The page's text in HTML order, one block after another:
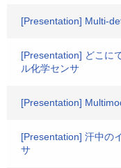
[Presentation] Multi-
[Presentation] どこに
ル化学センサ
[Presentation]
[Presentation] 汗中の
サ